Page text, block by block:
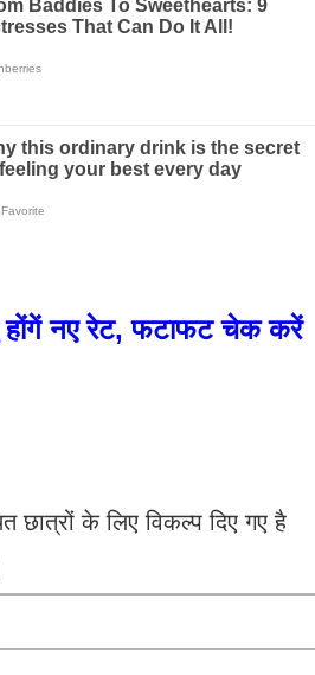
होंगें नए रेट, फटाफट चेक करें
छात्रों के लिए विकल्प दिए गए है